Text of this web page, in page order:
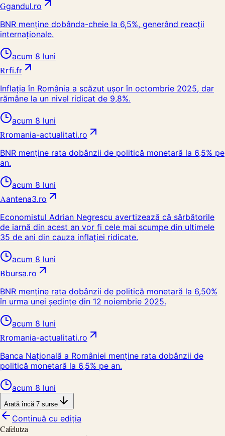
Ggandul.ro
BNR menține dobânda-cheie la 6,5%, generând reacții
internaționale.
acum 8 luni
Rrfi.fr
Inflația în România a scăzut ușor în octombrie 2025, dar
rămâne la un nivel ridicat de 9,8%.
acum 8 luni
Rromania-actualitati.ro
BNR menține rata dobânzii de politică monetară la 6,5% pe
an.
acum 8 luni
Aantena3.ro
Economistul Adrian Negrescu avertizează că sărbătorile
de iarnă din acest an vor fi cele mai scumpe din ultimele
35 de ani din cauza inflației ridicate.
acum 8 luni
Bbursa.ro
BNR menține rata dobânzii de politică monetară la 6,50%
în urma unei ședințe din 12 noiembrie 2025.
acum 8 luni
Rromania-actualitati.ro
Banca Națională a României menține rata dobânzii de
politică monetară la 6,5% pe an.
acum 8 luni
Arată încă 7 surse
Continuă cu ediția
Cafelutza